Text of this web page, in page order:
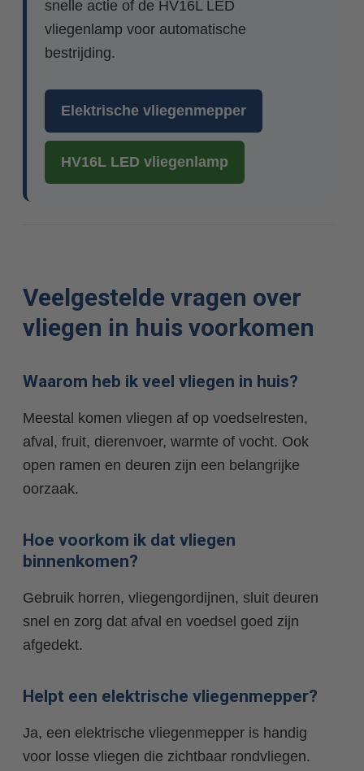
snelle actie of de HV16L LED
vliegenlamp voor automatische
bestrijding.
Elektrische vliegenmepper
HV16L LED vliegenlamp
Veelgestelde vragen over
vliegen in huis voorkomen
Waarom heb ik veel vliegen in huis?
Meestal komen vliegen af op voedselresten,
afval, fruit, dierenvoer, warmte of vocht. Ook
open ramen en deuren zijn een belangrijke
oorzaak.
Hoe voorkom ik dat vliegen
binnenkomen?
Gebruik horren, vliegengordijnen, sluit deuren
snel en zorg dat afval en voedsel goed zijn
afgedekt.
Helpt een elektrische vliegenmepper?
Ja, een elektrische vliegenmepper is handig
voor losse vliegen die zichtbaar rondvliegen.